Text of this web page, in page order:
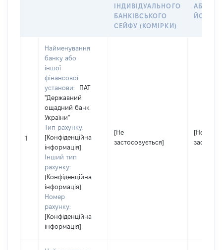
ІНДИВІДУАЛЬНОГО
БАНКІВСЬКОГО
СЕЙФУ (КОМІРКИ)
АБО
ЙОГО
1
Найменування
банку або
іншої
фінансової
установи:
ПАТ
"Державний
ощадний банк
України"
Тип рахунку:
[Конфіденційна
інформація]
Інший тип
рахунку:
[Конфіденційна
інформація]
Номер
рахунку:
[Конфіденційна
інформація]
[Не
застосовується]
[Не